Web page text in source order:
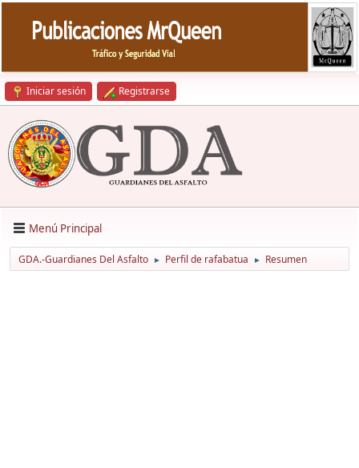
Iniciar sesión Registrarse
Menú Principal
GDA.-Guardianes Del Asfalto ► Perfil de rafabatua ► Resumen